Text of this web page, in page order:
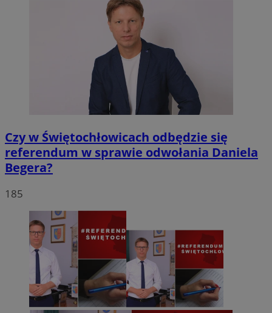
Czy w Świętochłowicach odbędzie się
referendum w sprawie odwołania Daniela
Begera?
185